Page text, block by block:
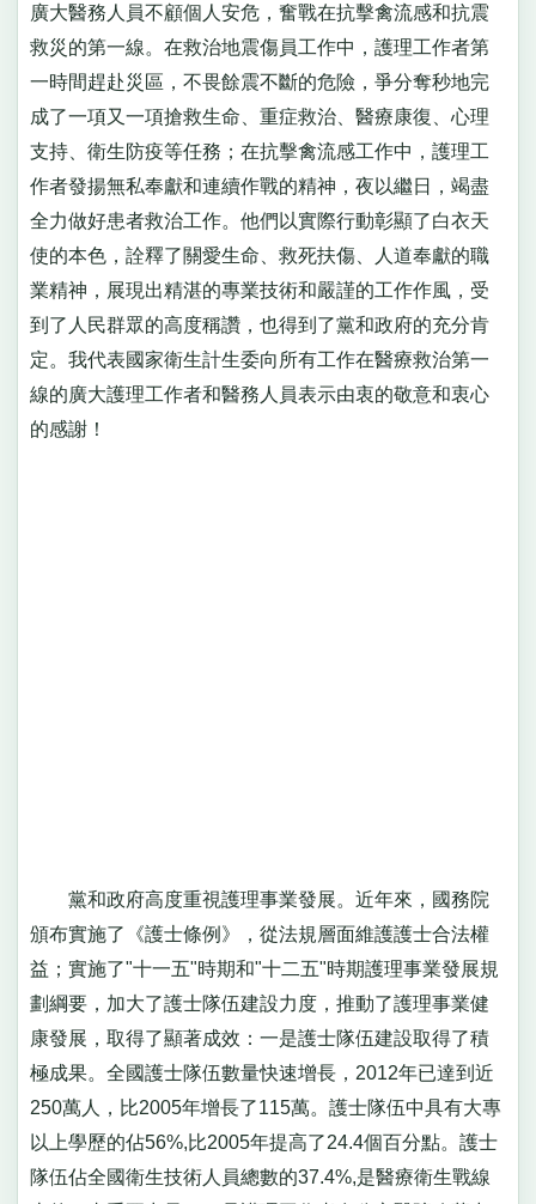
廣大醫務人員不顧個人安危，奮戰在抗擊禽流感和抗震
救災的第一線。在救治地震傷員工作中，護理工作者第
一時間趕赴災區，不畏餘震不斷的危險，爭分奪秒地完
成了一項又一項搶救生命、重症救治、醫療康復、心理
支持、衛生防疫等任務；在抗擊禽流感工作中，護理工
作者發揚無私奉獻和連續作戰的精神，夜以繼日，竭盡
全力做好患者救治工作。他們以實際行動彰顯了白衣天
使的本色，詮釋了關愛生命、救死扶傷、人道奉獻的職
業精神，展現出精湛的專業技術和嚴謹的工作作風，受
到了人民群眾的高度稱讚，也得到了黨和政府的充分肯
定。我代表國家衛生計生委向所有工作在醫療救治第一
線的廣大護理工作者和醫務人員表示由衷的敬意和衷心
的感謝！
黨和政府高度重視護理事業發展。近年來，國務院
頒布實施了《護士條例》，從法規層面維護護士合法權
益；實施了"十一五"時期和"十二五"時期護理事業發展規
劃綱要，加大了護士隊伍建設力度，推動了護理事業健
康發展，取得了顯著成效：一是護士隊伍建設取得了積
極成果。全國護士隊伍數量快速增長，2012年已達到近
250萬人，比2005年增長了115萬。護士隊伍中具有大專
以上學歷的佔56%,比2005年提高了24.4個百分點。護士
隊伍佔全國衛生技術人員總數的37.4%,是醫療衛生戰線